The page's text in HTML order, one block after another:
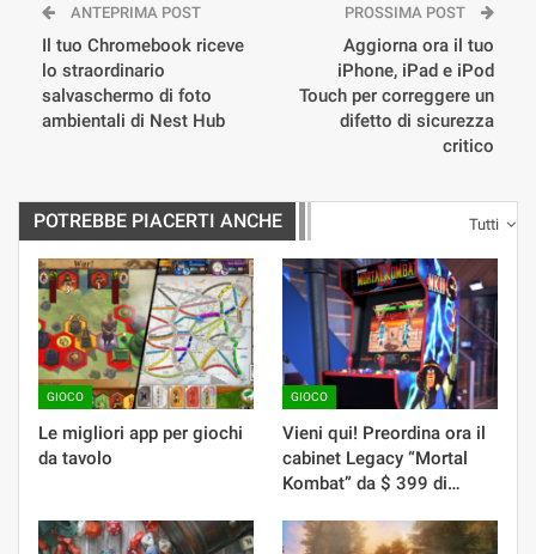
ANTEPRIMA POST
Il tuo Chromebook riceve
lo straordinario
salvaschermo di foto
ambientali di Nest Hub
PROSSIMA POST
Aggiorna ora il tuo
iPhone, iPad e iPod
Touch per correggere un
difetto di sicurezza
critico
Tutti
POTREBBE PIACERTI ANCHE
GIOCO
Le migliori app per giochi
da tavolo
GIOCO
Vieni qui! Preordina ora il
cabinet Legacy “Mortal
Kombat” da $ 399 di…